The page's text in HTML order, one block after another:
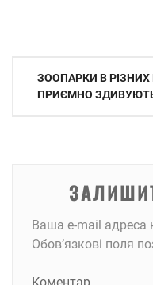
Навігація
записів
ЗООПАРКИ В РІЗНИХ
ПРИЄМНО
Ваша e-mail адреса
Обов’язкові поля